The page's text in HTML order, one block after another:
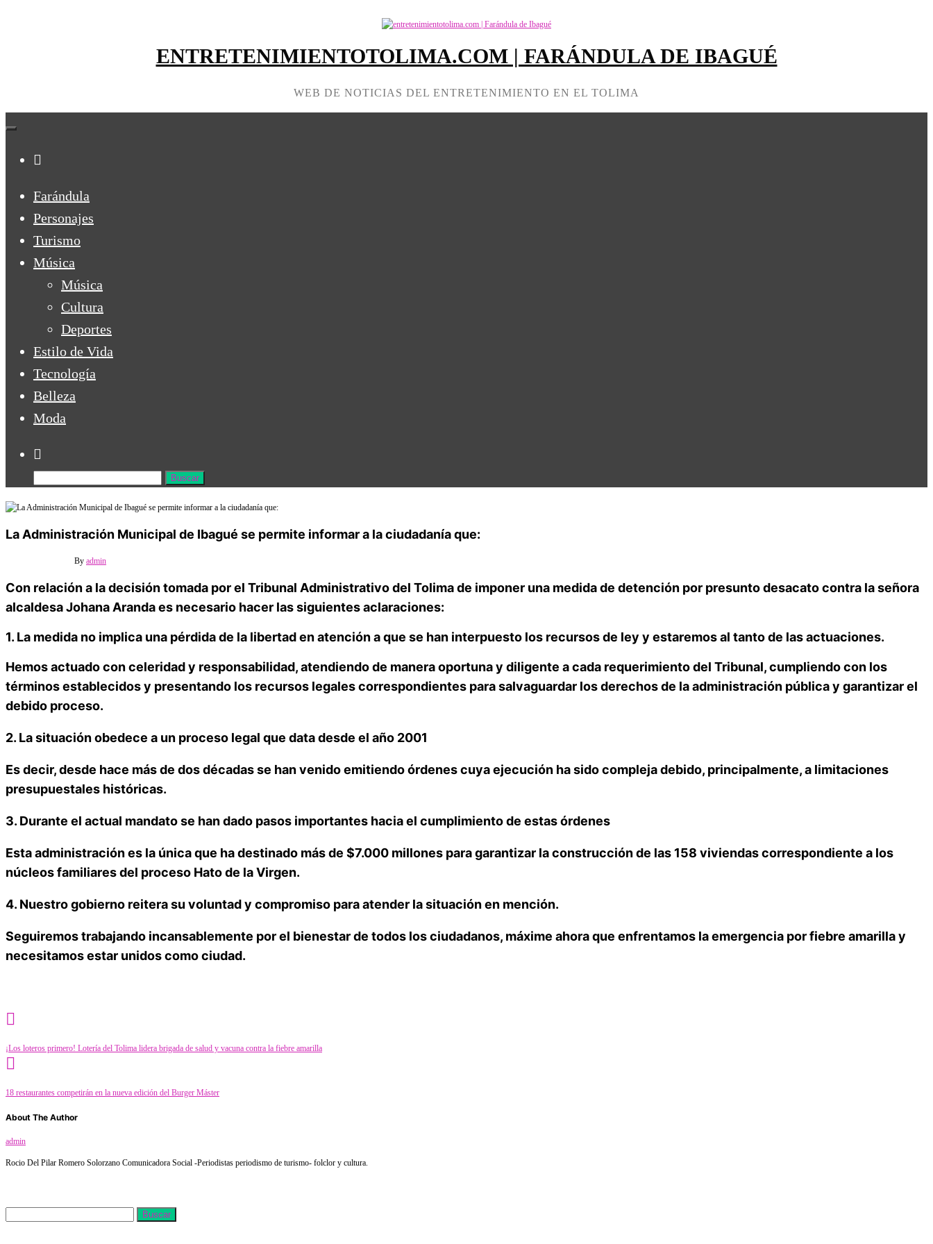
ENTRETENIMIENTOTOLIMA.COM | FARÁNDULA DE IBAGUÉ
WEB DE NOTICIAS DEL ENTRETENIMIENTO EN EL TOLIMA
Farándula
Personajes
Turismo
Música
Música
Cultura
Deportes
Estilo de Vida
Tecnología
Belleza
Moda
La Administración Municipal de Ibagué se permite informar a la ciudadanía que:
By admin
Con relación a la decisión tomada por el Tribunal Administrativo del Tolima de imponer una medida de detención por presunto desacato contra la señora
alcaldesa Johana Aranda es necesario hacer las siguientes aclaraciones:
1. La medida no implica una pérdida de la libertad en atención a que se han interpuesto los recursos de ley y estaremos al tanto de las actuaciones.
Hemos actuado con celeridad y responsabilidad, atendiendo de manera oportuna y diligente a cada requerimiento del Tribunal, cumpliendo con los
términos establecidos y presentando los recursos legales correspondientes para salvaguardar los derechos de la administración pública y garantizar el
debido proceso.
2. La situación obedece a un proceso legal que data desde el año 2001
Es decir, desde hace más de dos décadas se han venido emitiendo órdenes cuya ejecución ha sido compleja debido, principalmente, a limitaciones
presupuestales históricas.
3. Durante el actual mandato se han dado pasos importantes hacia el cumplimiento de estas órdenes
Esta administración es la única que ha destinado más de $7.000 millones para garantizar la construcción de las 158 viviendas correspondiente a los
núcleos familiares del proceso Hato de la Virgen.
4. Nuestro gobierno reitera su voluntad y compromiso para atender la situación en mención.
Seguiremos trabajando incansablemente por el bienestar de todos los ciudadanos, máxime ahora que enfrentamos la emergencia por fiebre amarilla y
necesitamos estar unidos como ciudad.
¡Los loteros primero! Lotería del Tolima lidera brigada de salud y vacuna contra la fiebre amarilla
18 restaurantes competirán en la nueva edición del Burger Máster
About The Author
admin
Rocio Del Pilar Romero Solorzano Comunicadora Social -Periodistas periodismo de turismo- folclor y cultura.